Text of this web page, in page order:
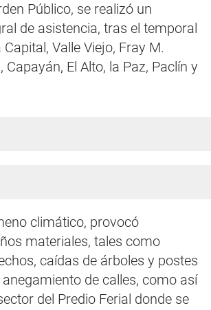
Público, se realizó un
de asistencia, tras el temporal
Valle Viejo, Fray M.
Capayán, El Alto, la Paz, Paclín y
climático, provocó
materiales, tales como
caídas de árboles y postes
de calles, como así
del Predio Ferial donde se